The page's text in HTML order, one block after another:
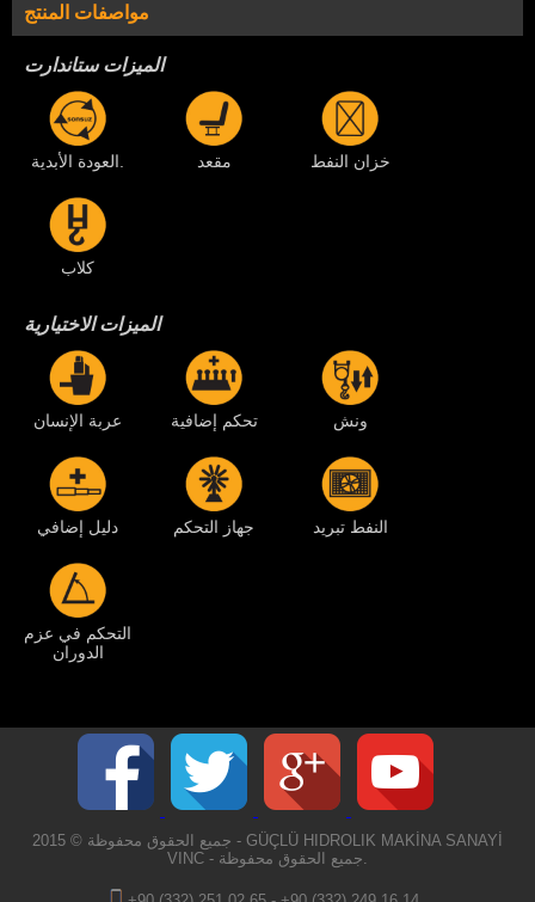
مواصفات المنتج
الميزات ستاندارت
مقعد خزان النفط
كلاب
الميزات الاختيارية
عربة الإنسان تحكم إضافية ونش
دليل إضافي جهاز التحكم النفط تبريد
التحكم في عزم
الدوران
2015 © جميع الحقوق محفوظة - GÜÇLÜ HIDROLIK MAKİNA SANAYİ
VINC - جميع الحقوق محفوظة.